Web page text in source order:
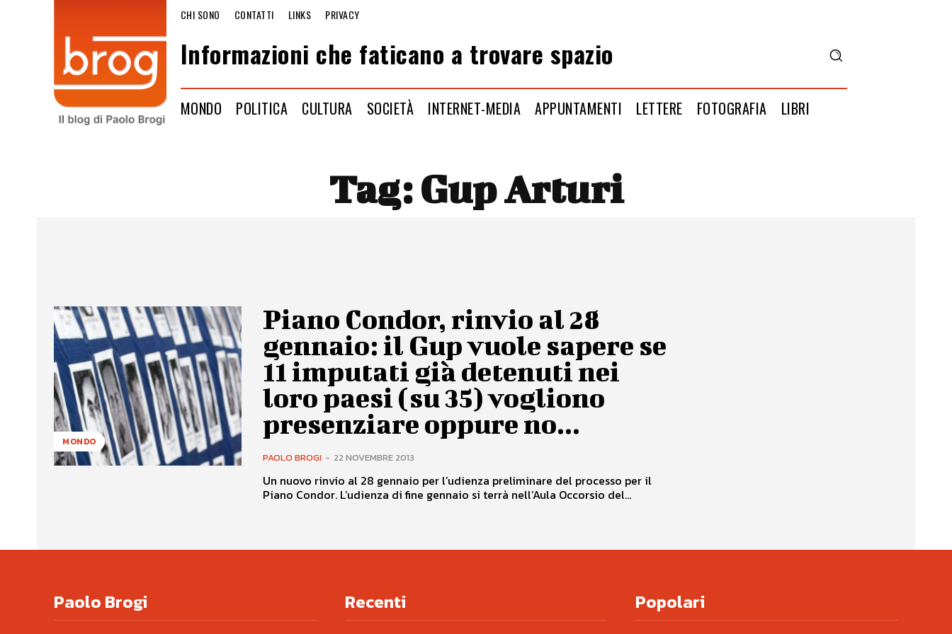
CHI SONO CONTATTI LINKS PRIVACY
Informazioni che faticano a trovare spazio
MONDO POLITICA CULTURA SOCIETÀ INTERNET-MEDIA APPUNTAMENTI LETTERE FOTOGRAFIA LIBRI
Tag:Gup Arturi
MONDO
Piano Condor, rinvio al 28
gennaio: il Gup vuole sapere se
11 imputati già detenuti nei
loro paesi (su 35) vogliono
presenziare oppure no...
PAOLO BROGI - 22 NOVEMBRE 2013
Un nuovo rinvio al 28 gennaio per l’udienza preliminare del processo per il
Piano Condor. L’udienza di fine gennaio si terrà nell’Aula Occorsio del...
Paolo Brogi Recenti Popolari